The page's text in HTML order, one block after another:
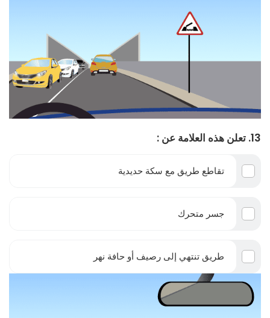
13. تعلن هذه العلامة عن :
تقاطع طريق مع سكة حديدية
جسر متحرك
طريق تنتهي إلى رصيف أو حافة نهر